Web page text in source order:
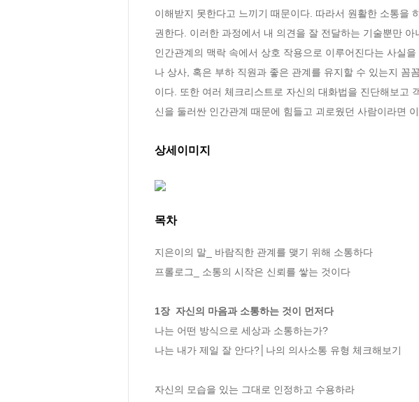
이해받지 못한다고 느끼기 때문이다. 따라서 원활한 소통을
권한다. 이러한 과정에서 내 의견을 잘 전달하는 기술뿐만
인간관계의 맥락 속에서 상호 작용으로 이루어진다는 사실
나 상사, 혹은 부하 직원과 좋은 관계를 유지할 수 있는지 꼼
이다. 또한 여러 체크리스트로 자신의 대화법을 진단해보고
신을 둘러싼 인간관계 때문에 힘들고 괴로웠던 사람이라면
상세이미지
목차
지은이의 말_ 바람직한 관계를 맺기 위해 소통하다
프롤로그_ 소통의 시작은 신뢰를 쌓는 것이다
1장  자신의 마음과 소통하는 것이 먼저다
나는 어떤 방식으로 세상과 소통하는가?
나는 내가 제일 잘 안다?│나의 의사소통 유형 체크해보기
자신의 모습을 있는 그대로 인정하고 수용하라